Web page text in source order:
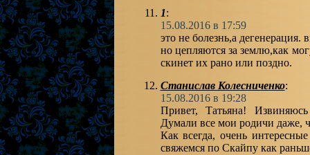
1:
15.08.2016 в 17:59
это не болезнь,а
но цепляются за землю,как
скинет их рано или поздно.
Станислав Колесниченко:
15.08.2016 в 19:28
Привет, Татьяна!
Думали все мои родичи даже,
Как всегда, очень
свяжемся по Скайпу как